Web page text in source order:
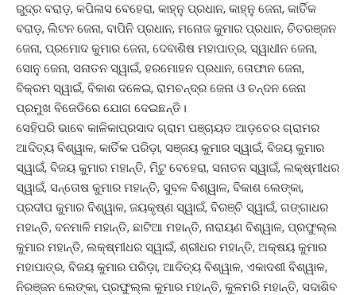
ରୁଦ୍ର ବରାଡ଼, କପିଳାସ ବେହେରା, କାହ୍ନୁ ପ୍ରଧାନ, କାହ୍ନୁ ଜେନା, କାର୍ତିକ
ବରାଡ଼, ଲିଟନ ଜେନା, ବାପିନି ପ୍ରଧାନ, ମନୋଜ କୁମାର ପ୍ରଧାନ, ଚିତରଞ୍ଜନ
ଜେନା, ପ୍ରମୋଦ କୁମାର ଜେନା, ଦେବାଶିଷ ମହାପାତ୍ର, ସ୍ୱାଧୀନ ଜେନା,
ସୋନୁ ଜେନା, ସନାତନ ସ୍ୱାଇଁ, ହରମୋହନ ପ୍ରଧାନ, ତୋଫାନ ଜେନା,
ବିକ୍ରମ ସ୍ୱାଇଁ, ବିକାଶ ଦଳେଇ, ରାମଚନ୍ଦ୍ର ଜେନା ଓ ଚନ୍ଦନ ଜେନା
ପ୍ରମୁଖ ବିଜେଡିରେ ଯୋଗ ଦେଇଛନ୍ତି।
ସେହିପରି ଭାବେ କାଳିକାପ୍ରସାଦ ଗ୍ରାମ ପଞ୍ଚାୟତ ଆଡ଼ଚେର ଗ୍ରାମର
ଆଦିତ୍ୟ ବିଶ୍ୱାଳ, କାର୍ତିକ ପରିଡ଼ା, ସଞ୍ଜୟ କୁମାର ସ୍ୱାଇଁ, ବିଜୟ କୁମାର
ସ୍ୱାଇଁ, ବିଜୟ କୁମାର ମହାନ୍ତି, ମିଟୁ ବେହେରା, ସନାତନ ସ୍ୱାଇଁ, ଲକ୍ଷ୍ମୀଧର
ସ୍ୱାଇଁ, ସନ୍ତୋଷ କୁମାର ମହାନ୍ତି, ସୁବଳ ବିଶ୍ୱାଳ, ବିକାଶ ଲେଙ୍କା,
ପ୍ରଦୀପ କୁମାର ବିଶ୍ୱାଳ, ଜୟକୃଷ୍ଣ ସ୍ୱାଇଁ, ବିରଞ୍ଚି ସ୍ୱାଇଁ, ଗଙ୍ଗାଧର
ମହାନ୍ତି, ବନମାଳି ମହାନ୍ତି, ଛାଟିଆ ମହାନ୍ତି, ନାରାୟଣ ବିଶ୍ୱାଳ, ପ୍ରଫୁଲ୍ଲ
କୁମାର ମହାନ୍ତି, ଲକ୍ଷ୍ମୀଧର ସ୍ୱାଇଁ, ଶ୍ରୀଧର ମହାନ୍ତି, ଅକ୍ଷୟ କୁମାର
ମହାପାତ୍ର, ବିଜୟ କୁମାର ପରିଡ଼ା, ଆଦିତ୍ୟ ବିଶ୍ୱାଳ, ଏକାଦଶୀ ବିଶ୍ୱାଳ,
ନିରଞ୍ଜନ ଲେଙ୍କା, ପ୍ରଫୁଲ୍ଲ କୁମାର ମହାନ୍ତି, କୁଳମରି ମହାନ୍ତି, ସଦାଶିବ